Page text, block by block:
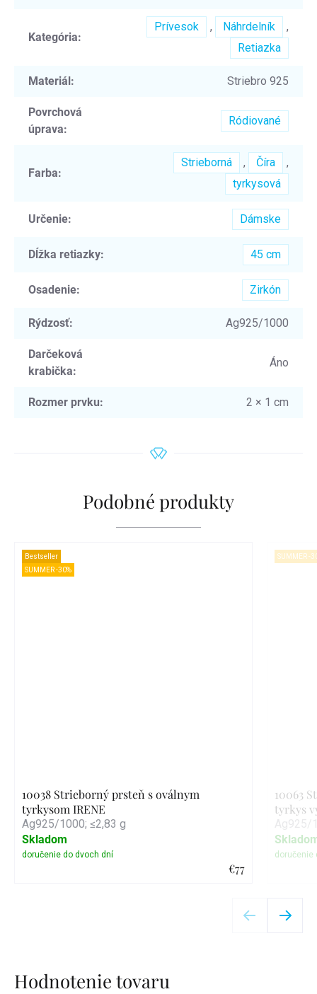
Kategória:
Prívesok , Náhrdelník
,
Retiazka
Materiál: Striebro 925
Povrchová
úprava:
Ródiované
Farba:
Strieborná , Číra
,
tyrkysová
Určenie: Dámske
Dĺžka retiazky: 45 cm
Osadenie: Zirkón
Rýdzosť: Ag925/1000
Darčeková
krabička:
Áno
Rozmer prvku: 2 × 1 cm
Podobné produkty
Bestseller
SUMMER -30%
10038 Strieborný prsteň s oválnym
tyrkysom IRENE
Ag925/1000; ≤2,83 g
€77
Skladom
SUMMER -
10063
tyrkys
Hodnotenie tovaru